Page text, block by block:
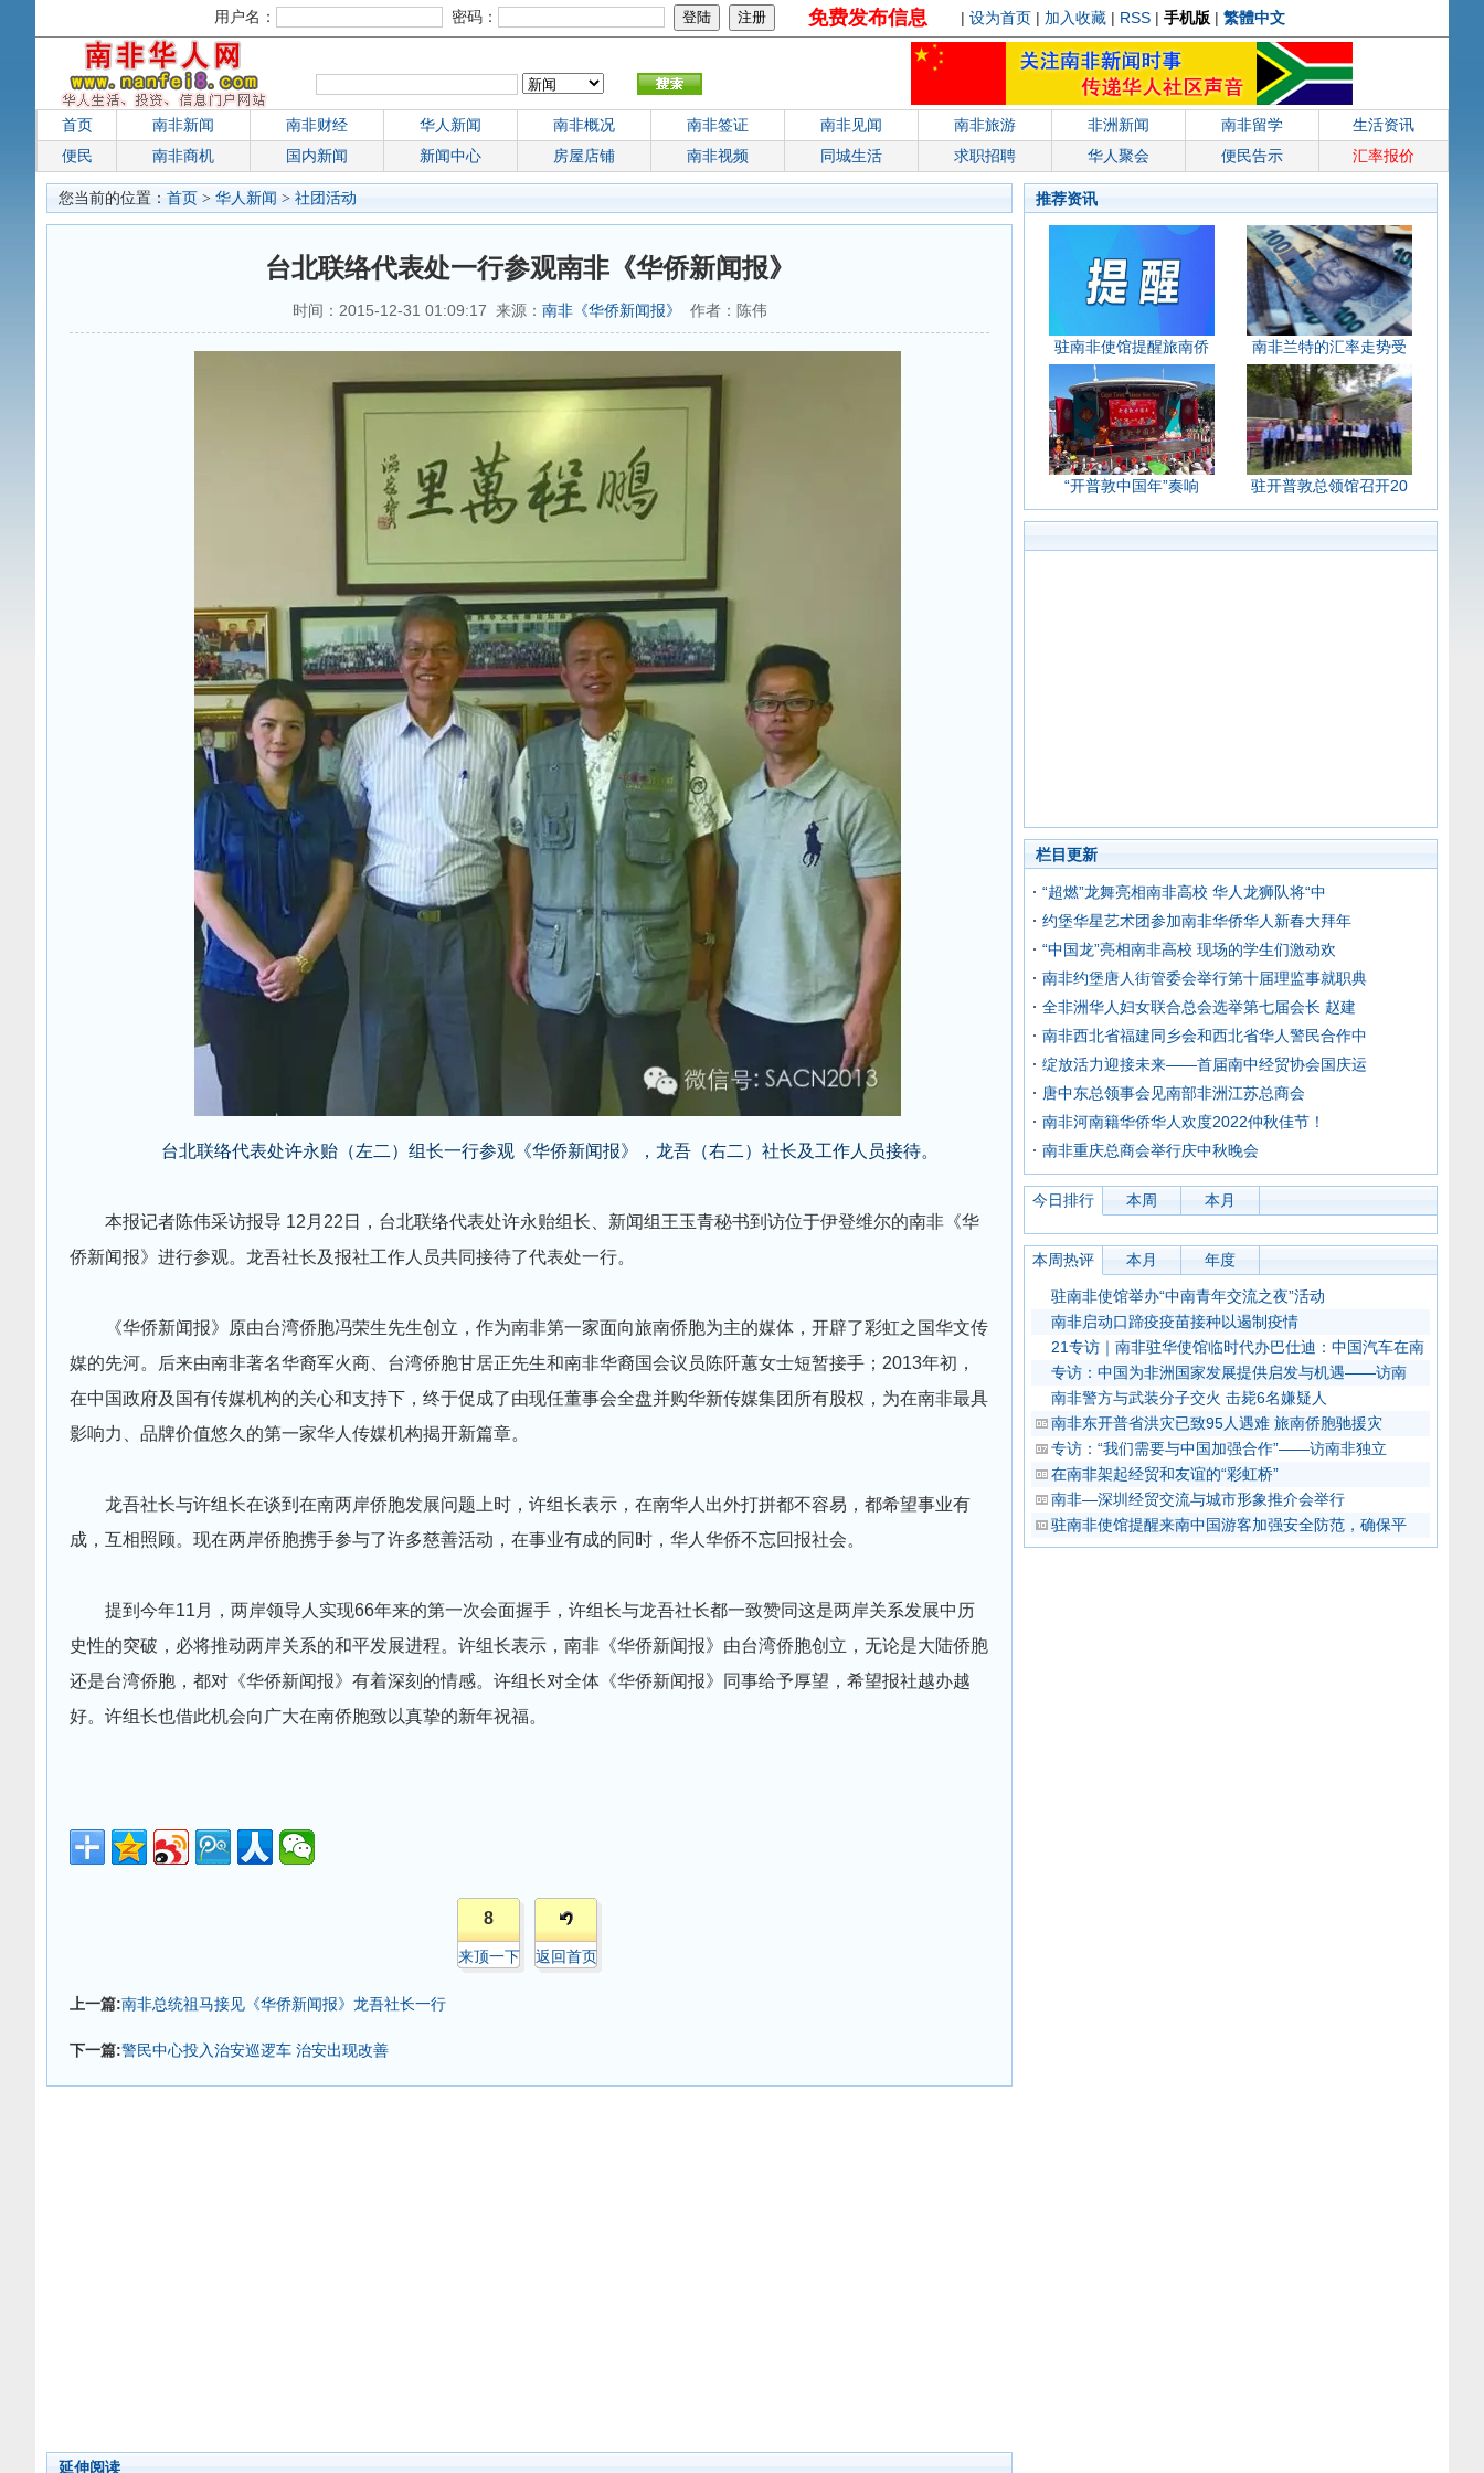
用户名： 密码： 免费发布信息 | 设为首页 | 加入收藏 | RSS | 手机版 | 繁體中文
首页 南非新闻 南非财经 华人新闻 南非概况 南非签证 南非见闻 南非旅游 非洲新闻 南非留学
生活资讯
便民
南非商机 国内新闻 新闻中心 房屋店铺 南非视频 同城生活 求职招聘 华人聚会 便民告示 汇率报价
您当前的位置： 首页 > 华人新闻 > 社团活动
台北联络代表处一行参观南非《华侨新闻报》
时间：2015-12-31 01:09:17 来源： 南非《华侨新闻报》 作者：陈伟
台北联络代表处许永贻（左二）组长一行参观《华侨新闻报》，龙吾（右二）社长及工作人员接待。
本报记者陈伟采访报导 12月22日，台北联络代表处许永贻组长、新闻组王玉青秘书到访位于伊登维尔的南非《华
侨新闻报》进行参观。龙吾社长及报社工作人员共同接待了代表处一行。
《华侨新闻报》原由台湾侨胞冯荣生先生创立，作为南非第一家面向旅南侨胞为主的媒体，开辟了彩虹之国华文传
媒的先河。后来由南非著名华裔军火商、台湾侨胞甘居正先生和南非华裔国会议员陈阡蕙女士短暂接手；2013年初，
在中国政府及国有传媒机构的关心和支持下，终于促成了由现任董事会全盘并购华新传媒集团所有股权，为在南非最具
影响力、品牌价值悠久的第一家华人传媒机构揭开新篇章。
龙吾社长与许组长在谈到在南两岸侨胞发展问题上时，许组长表示，在南华人出外打拼都不容易，都希望事业有
成，互相照顾。现在两岸侨胞携手参与了许多慈善活动，在事业有成的同时，华人华侨不忘回报社会。
提到今年11月，两岸领导人实现66年来的第一次会面握手，许组长与龙吾社长都一致赞同这是两岸关系发展中历
史性的突破，必将推动两岸关系的和平发展进程。许组长表示，南非《华侨新闻报》由台湾侨胞创立，无论是大陆侨胞
还是台湾侨胞，都对《华侨新闻报》有着深刻的情感。许组长对全体《华侨新闻报》同事给予厚望，希望报社越办越
好。许组长也借此机会向广大在南侨胞致以真挚的新年祝福。
8
来顶一下 返回首页
上一篇:南非总统祖马接见《华侨新闻报》龙吾社长一行
下一篇:警民中心投入治安巡逻车 治安出现改善
延伸阅读
推荐资讯
驻南非使馆提醒旅南侨 南非兰特的汇率走势受
“开普敦中国年”奏响 驻开普敦总领馆召开20
栏目更新
“超燃”龙舞亮相南非高校 华人龙狮队将“中
约堡华星艺术团参加南非华侨华人新春大拜年
“中国龙”亮相南非高校 现场的学生们激动欢
南非约堡唐人街管委会举行第十届理监事就职典
全非洲华人妇女联合总会选举第七届会长 赵建
南非西北省福建同乡会和西北省华人警民合作中
绽放活力迎接未来——首届南中经贸协会国庆运
唐中东总领事会见南部非洲江苏总商会
南非河南籍华侨华人欢度2022仲秋佳节！
南非重庆总商会举行庆中秋晚会
今日排行 本周 本月
本周热评 本月 年度
驻南非使馆举办“中南青年交流之夜”活动
南非启动口蹄疫疫苗接种以遏制疫情
21专访｜南非驻华使馆临时代办巴仕迪：中国汽车在南
专访：中国为非洲国家发展提供启发与机遇——访南
南非警方与武装分子交火 击毙6名嫌疑人
南非东开普省洪灾已致95人遇难 旅南侨胞驰援灾
专访：“我们需要与中国加强合作”——访南非独立
在南非架起经贸和友谊的“彩虹桥”
南非—深圳经贸交流与城市形象推介会举行
驻南非使馆提醒来南中国游客加强安全防范，确保平